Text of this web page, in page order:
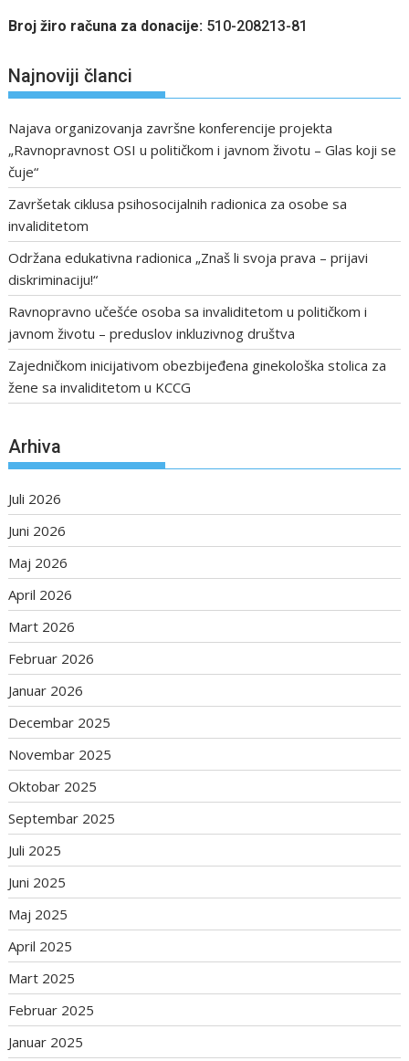
Broj žiro računa za donacije: 510-208213-81
Najnoviji članci
Najava organizovanja završne konferencije projekta
„Ravnopravnost OSI u političkom i javnom životu – Glas koji se
čuje“
Završetak ciklusa psihosocijalnih radionica za osobe sa
invaliditetom
Održana edukativna radionica „Znaš li svoja prava – prijavi
diskriminaciju!“
Ravnopravno učešće osoba sa invaliditetom u političkom i
javnom životu – preduslov inkluzivnog društva
Zajedničkom inicijativom obezbijeđena ginekološka stolica za
žene sa invaliditetom u KCCG
Arhiva
Juli 2026
Juni 2026
Maj 2026
April 2026
Mart 2026
Februar 2026
Januar 2026
Decembar 2025
Novembar 2025
Oktobar 2025
Septembar 2025
Juli 2025
Juni 2025
Maj 2025
April 2025
Mart 2025
Februar 2025
Januar 2025